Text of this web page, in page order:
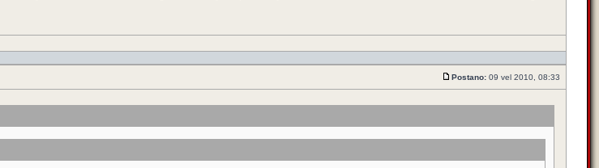
Postano: 09 vel 2010, 08:33